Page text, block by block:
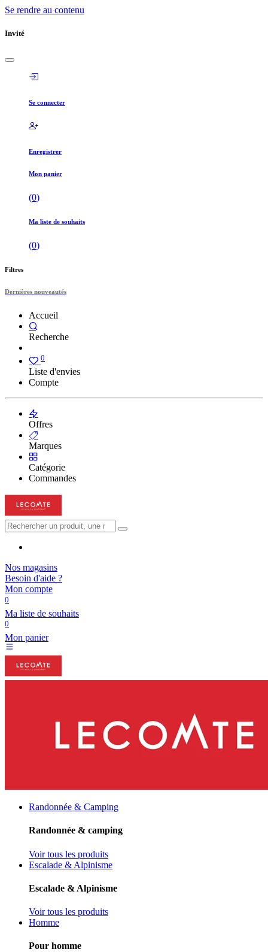
Se rendre au contenu
Invité
Se connecter
Enregistrer
Mon panier
(0)
Ma liste de souhaits
(0)
Filtres
Dernières nouveautés
Accueil
Recherche
0
Liste d'envies
Compte
Offres
Marques
Catégorie
Commandes
Nos magasins
Besoin d'aide ?
Mon compte
0
Ma liste de souhaits
0
Mon panier
Randonnée & Camping
Randonnée & camping
Voir tous les produits
Escalade & Alpinisme
Escalade & Alpinisme
Voir tous les produits
Homme
Pour homme